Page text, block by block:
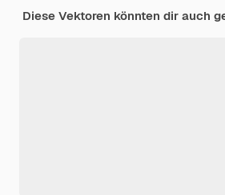
Diese Vektoren könnten dir auch